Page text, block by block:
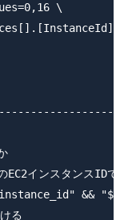
\
インスタンスID
&&
る